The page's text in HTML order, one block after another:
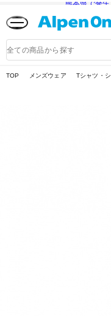
熊本県で発
品
検
TOP メンズウェア Tシャツ・